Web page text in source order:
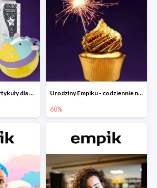
Urodziny Empiku - artykuły dla mamy i dziecka do -40% Urodziny Empiku - codziennie nowe okazje nawet do -60%
60%